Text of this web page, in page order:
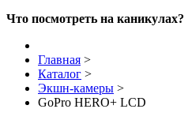
Что посмотреть на каникулах?
Главная >
Каталог >
Экшн-камеры >
GoPro HERO+ LCD